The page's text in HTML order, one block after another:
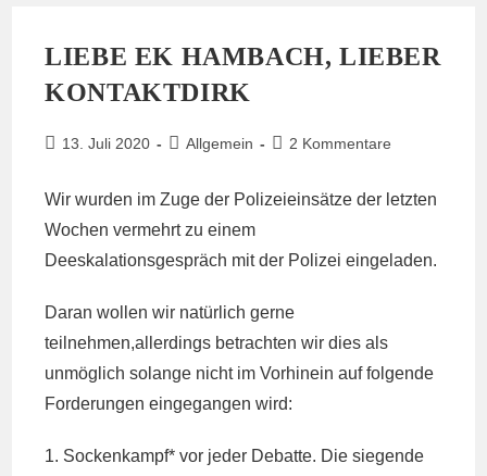
LIEBE EK HAMBACH, LIEBER
KONTAKTDIRK
Beitrag
13. Juli 2020
Beitrags-
Allgemein
Beitrags-
2 Kommentare
Wir wurden im Zuge der Polizeieinsätze der letzten
Wochen vermehrt zu einem
Deeskalationsgespräch mit der Polizei eingeladen.
Daran wollen wir natürlich gerne
teilnehmen,allerdings betrachten wir dies als
unmöglich solange nicht im Vorhinein auf folgende
Forderungen eingegangen wird:
1. Sockenkampf* vor jeder Debatte. Die siegende